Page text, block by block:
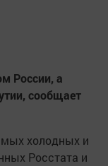
России, а
сообщает
холодных и
Росстата и